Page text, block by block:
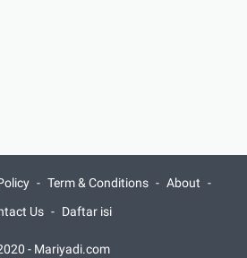
Term & Conditions
About
Us
Daftar isi
- Mariyadi.com